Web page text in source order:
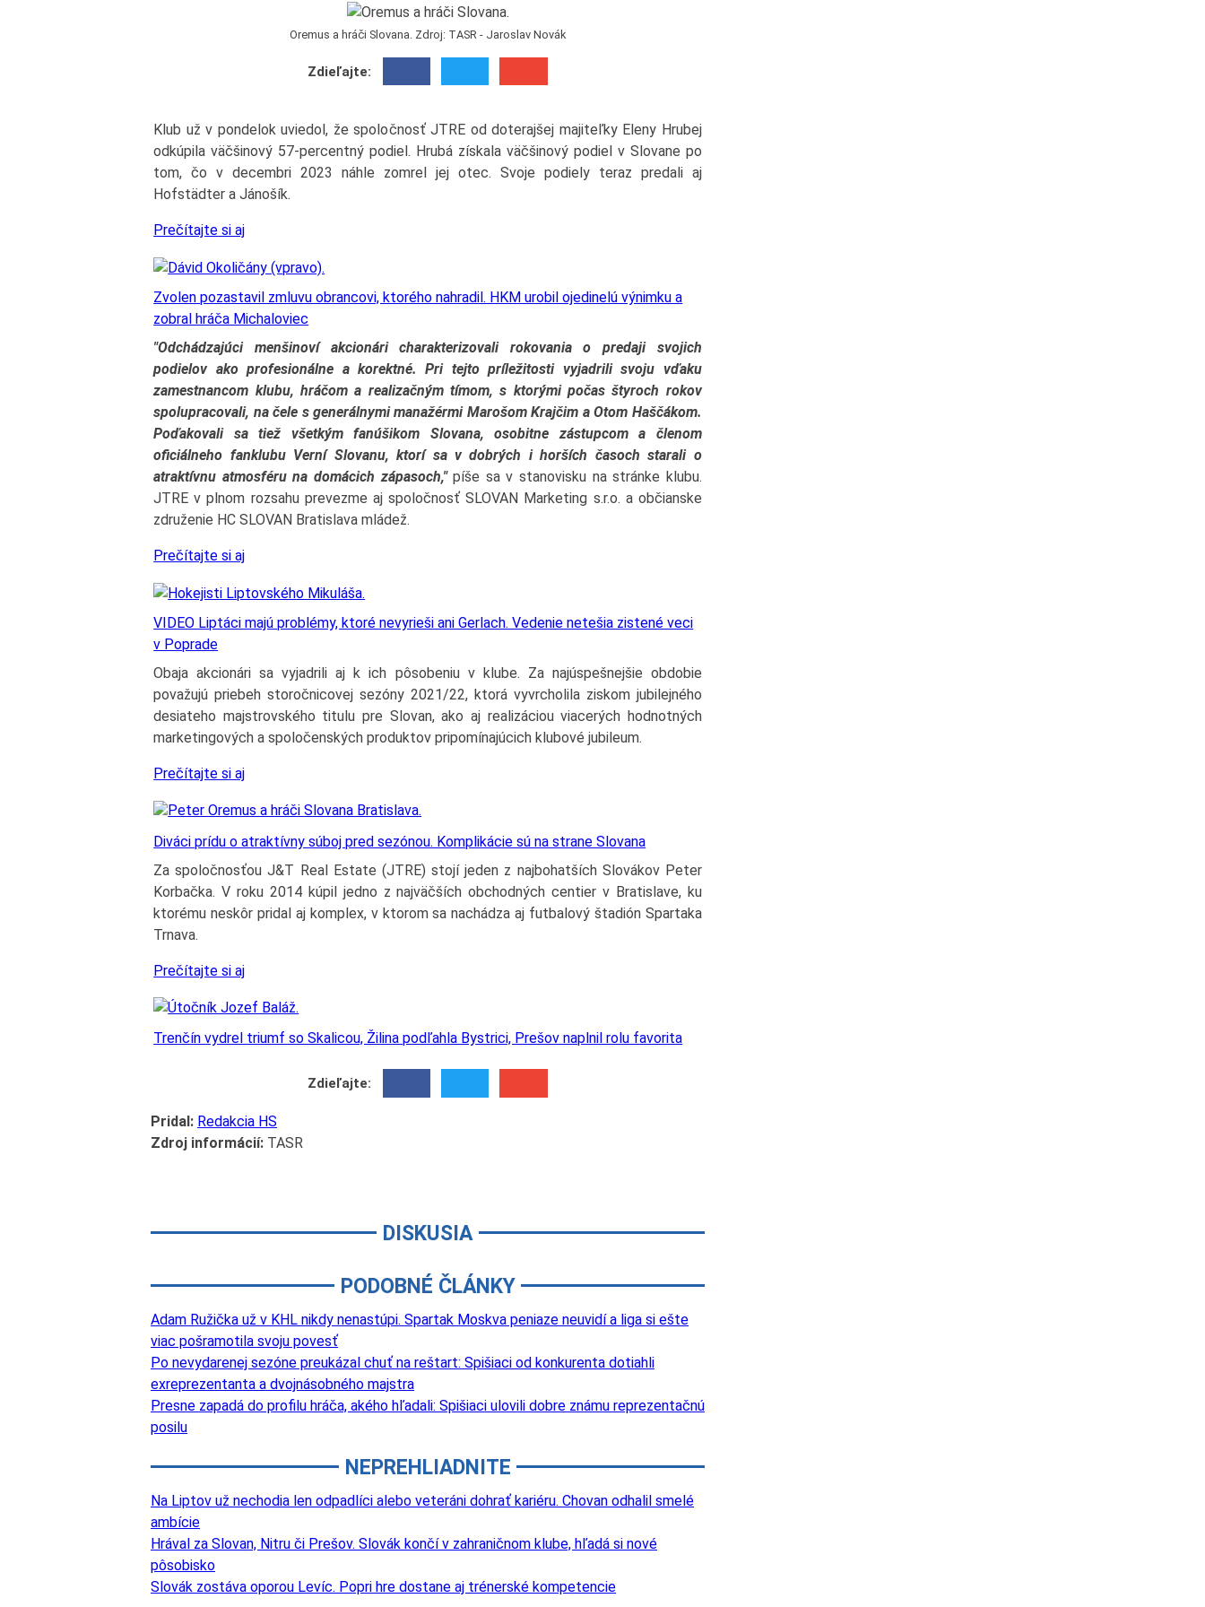
Oremus a hráči Slovana. Zdroj: TASR - Jaroslav Novák
Zdieľajte:
Klub už v pondelok uviedol, že spoločnosť JTRE od doterajšej majiteľky Eleny Hrubej
odkúpila väčšinový 57-percentný podiel. Hrubá získala väčšinový podiel v Slovane po
tom, čo v decembri 2023 náhle zomrel jej otec. Svoje podiely teraz predali aj
Hofstädter a Jánošík.
Prečítajte si aj
Zvolen pozastavil zmluvu obrancovi, ktorého nahradil. HKM urobil ojedinelú výnimku a
zobral hráča Michaloviec
"Odchádzajúci menšinoví akcionári charakterizovali rokovania o predaji svojich
podielov ako profesionálne a korektné. Pri tejto príležitosti vyjadrili svoju vďaku
zamestnancom klubu, hráčom a realizačným tímom, s ktorými počas štyroch rokov
spolupracovali, na čele s generálnymi manažérmi Marošom Krajčim a Otom Haščákom.
Poďakovali sa tiež všetkým fanúšikom Slovana, osobitne zástupcom a členom
oficiálneho fanklubu Verní Slovanu, ktorí sa v dobrých i horších časoch starali o
atraktívnu atmosféru na domácich zápasoch,"píše sa v stanovisku na stránke klubu.
JTRE v plnom rozsahu prevezme aj spoločnosť SLOVAN Marketing s.r.o. a občianske
združenie HC SLOVAN Bratislava mládež.
Prečítajte si aj
VIDEO Liptáci majú problémy, ktoré nevyrieši ani Gerlach. Vedenie netešia zistené veci
v Poprade
Obaja akcionári sa vyjadrili aj k ich pôsobeniu v klube. Za najúspešnejšie obdobie
považujú priebeh storočnicovej sezóny 2021/22, ktorá vyvrcholila ziskom jubilejného
desiateho majstrovského titulu pre Slovan, ako aj realizáciou viacerých hodnotných
marketingových a spoločenských produktov pripomínajúcich klubové jubileum.
Prečítajte si aj
Diváci prídu o atraktívny súboj pred sezónou. Komplikácie sú na strane Slovana
Za spoločnosťou J&T Real Estate (JTRE) stojí jeden z najbohatších Slovákov Peter
Korbačka. V roku 2014 kúpil jedno z najväčších obchodných centier v Bratislave, ku
ktorému neskôr pridal aj komplex, v ktorom sa nachádza aj futbalový štadión Spartaka
Trnava.
Prečítajte si aj
Trenčín vydrel triumf so Skalicou, Žilina podľahla Bystrici, Prešov naplnil rolu favorita
Zdieľajte:
Pridal: Redakcia HS
Zdroj informácií: TASR
DISKUSIA
PODOBNÉ ČLÁNKY
Adam Ružička už v KHL nikdy nenastúpi. Spartak Moskva peniaze neuvidí a liga si ešte
viac pošramotila svoju povesť
Po nevydarenej sezóne preukázal chuť na reštart: Spišiaci od konkurenta dotiahli
exreprezentanta a dvojnásobného majstra
Presne zapadá do profilu hráča, akého hľadali: Spišiaci ulovili dobre známu reprezentačnú
posilu
NEPREHLIADNITE
Na Liptov už nechodia len odpadlíci alebo veteráni dohrať kariéru. Chovan odhalil smelé
ambície
Hrával za Slovan, Nitru či Prešov. Slovák končí v zahraničnom klube, hľadá si nové
pôsobisko
Slovák zostáva oporou Levíc. Popri hre dostane aj trénerské kompetencie